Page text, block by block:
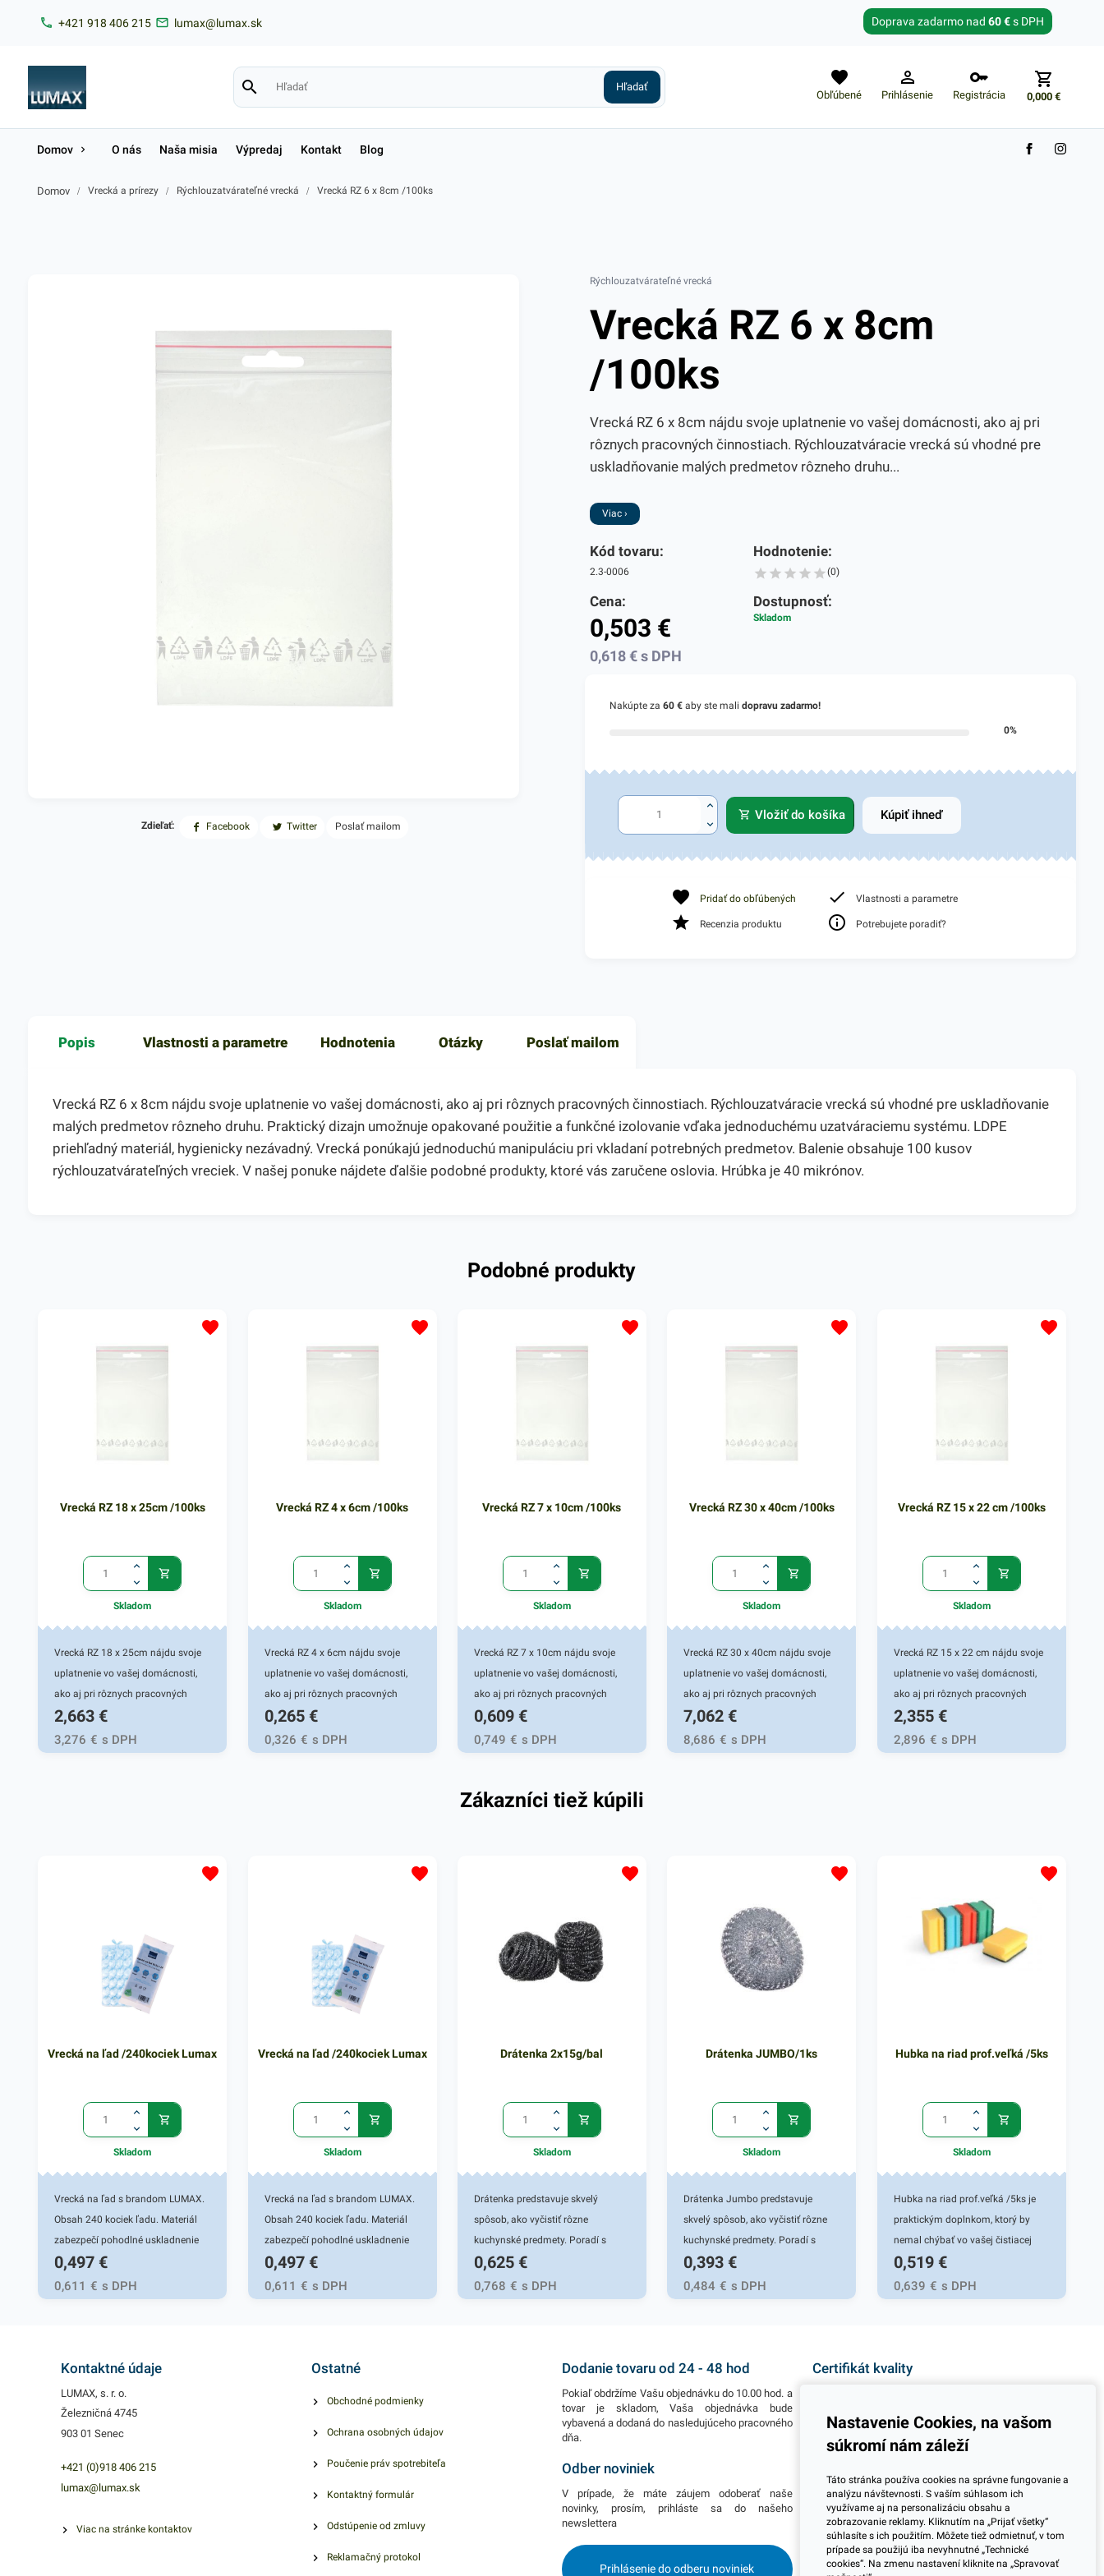
+421 918 406 215 lumax@lumax.sk Doprava zadarmo nad 60 €s DPH
Obľúbené Prihlásenie Registrácia 0,000€
Zabudnuté heslo?
Domov O nás Naša misia Výpredaj Kontakt Blog
Domov / Vrecká a prírezy / Rýchlouzatvárateľné vrecká / Vrecká RZ 6 x 8cm /100ks
Zdieľať: Facebook Twitter Poslať mailom
Rýchlouzatvárateľné vrecká
Vrecká RZ 6 x 8cm
/100ks
Vrecká RZ 6 x 8cm nájdu svoje uplatnenie vo vašej domácnosti, ako aj pri
rôznych pracovných činnostiach. Rýchlouzatváracie vrecká sú vhodné pre
uskladňovanie malých predmetov rôzneho druhu...
Viac ›
Kód tovaru:
2.3-0006
Hodnotenie:
(0)
Cena:
0,503 €
0,618€s DPH
Dostupnosť:
Skladom
Nakúpte za 60 €aby ste mali dopravu zadarmo!
0%
Vložiť do košíka Kúpiť ihneď
Pridať do obľúbených Vlastnosti a parametre
Recenzia produktu Potrebujete poradiť?
Popis Vlastnosti a parametre Hodnotenia Otázky Poslať mailom
Vrecká RZ 6 x 8cm nájdu svoje uplatnenie vo vašej domácnosti, ako aj pri rôznych pracovných činnostiach. Rýchlouzatváracie vrecká sú vhodné pre uskladňovanie
malých predmetov rôzneho druhu. Praktický dizajn umožnuje opakované použitie a funkčné izolovanie vďaka jednoduchému uzatváraciemu systému. LDPE
priehľadný materiál, hygienicky nezávadný. Vrecká ponúkajú jednoduchú manipuláciu pri vkladaní potrebných predmetov. Balenie obsahuje 100 kusov
rýchlouzatvárateľných vreciek. V našej ponuke nájdete ďalšie podobné produkty, ktoré vás zaručene oslovia. Hrúbka je 40 mikrónov.
Podobné produkty
Vrecká RZ 18 x 25cm /100ks
Skladom
Vrecká RZ 18 x 25cm nájdu svoje
uplatnenie vo vašej domácnosti,
ako aj pri rôznych pracovných
činnostiach. Rýchlouzatváracie
vrecká sú vhodné pre
uskladňovanie malých predmetov
potrebných predmetov. Balenie
obsahuje 100 kusov
rýchlouzatvárateľných vreciek. V
našej ponuke nájdete ďalšie
2,663 €
3,276 € s DPH
Vrecká RZ 4 x 6cm /100ks
Skladom
Vrecká RZ 4 x 6cm nájdu svoje
uplatnenie vo vašej domácnosti,
ako aj pri rôznych pracovných
činnostiach. Rýchlouzatváracie
vrecká sú vhodné pre
uskladňovanie malých predmetov
potrebných predmetov. Balenie
obsahuje 100 kusov
rýchlouzatvárateľných vreciek. V
našej ponuke nájdete ďalšie
0,265 €
0,326 € s DPH
Vrecká RZ 7 x 10cm /100ks
Skladom
Vrecká RZ 7 x 10cm nájdu svoje
uplatnenie vo vašej domácnosti,
ako aj pri rôznych pracovných
činnostiach. Rýchlouzatváracie
vrecká sú vhodné pre
uskladňovanie malých predmetov
umožnuje opakované použitie a
manipuláciu pri vkladaní
potrebných predmetov. Balenie
obsahuje 100 kusov
rýchlouzatvárateľných vreciek. V
0,609 €
0,749 € s DPH
Vrecká RZ 30 x 40cm /100ks
Skladom
Vrecká RZ 30 x 40cm nájdu svoje
uplatnenie vo vašej domácnosti,
ako aj pri rôznych pracovných
činnostiach. Rýchlouzatváracie
vrecká sú vhodné pre
uskladňovanie malých predmetov
manipuláciu pri vkladaní
potrebných predmetov. Balenie
obsahuje 100 kusov
rýchlouzatvárateľných vreciek. V
7,062 €
8,686 € s DPH
Vrecká RZ 15 x 22 cm /100ks
Skladom
Vrecká RZ 15 x 22 cm nájdu svoje
uplatnenie vo vašej domácnosti,
ako aj pri rôznych pracovných
činnostiach. Rýchlouzatváracie
vrecká sú vhodné pre
uskladňovanie malých predmetov
Vrecká ponúkajú jednoduchú
manipuláciu pri vkladaní
potrebných predmetov. Balenie
2,355 €
2,896 € s DPH
Zákazníci tiež kúpili
Vrecká na ľad /240kociek Lumax
Skladom
Vrecká na ľad s brandom LUMAX.
Obsah 240 kociek ľadu. Materiál
zabezpečí pohodlné uskladnenie
ľadových kociek v mrazničke.
0,497 €
0,611 € s DPH
Vrecká na ľad /240kociek Lumax
Skladom
Vrecká na ľad s brandom LUMAX.
Obsah 240 kociek ľadu. Materiál
zabezpečí pohodlné uskladnenie
ľadových kociek v mrazničke.
0,497 €
0,611 € s DPH
Drátenka 2x15g/bal
Skladom
Drátenka predstavuje skvelý
spôsob, ako vyčistiť rôzne
kuchynské predmety. Poradí s
pripálenými hrncami, panvicami a
odolnou špinou na sporáku a
inými miestami vo vašej kuchyni.
omrvinky. Drátenka je precízne
okrúhly tvar, ktorý sa ľahko
prispôsobí a dostane tak do
všetkých rohov a okrajov čistených
predmetov. Drôtenku možno ľahko
dôkladné vyčistenie ďalšieho kusu
riadu či iných plôch. V balení
nájdete 2 kusy kovovej drôtenky.
0,625 €
0,768 € s DPH
Drátenka JUMBO/1ks
Skladom
Drátenka Jumbo predstavuje
skvelý spôsob, ako vyčistiť rôzne
kuchynské predmety. Poradí s
pripálenými hrncami, panvicami a
odolnou špinou na sporáku a
inými miestami vo vašej kuchyni.
omrvinky. Drátenka je precízne
okrúhly tvar, ktorý sa ľahko
prispôsobí a dostane tak do
všetkých rohov a okrajov čistených
umyť, bude tak vždy pripravená na
dôkladné vyčistenie ďalšieho kusu
nájdete 1ks kovovej drôtenky
Jumbo.
0,393 €
0,484 € s DPH
Hubka na riad prof.veľká /5ks
Skladom
Hubka na riad prof.veľká /5ks je
praktickým doplnkom, ktorý by
nemal chýbať vo vašej čistiacej
sade v domácnosti. Hubka
disponuje drôtenou vrstvou, s
ktorou efektívne vyčistíte rôzne
si rýchlo a jednoducho poradí s
kuchyni objavia. Hubku je však
možné použiť aj na iné povrchy
Spolu s čistiacimi prostriedkami
hubka účinne a spoľahlivo vyčistí
rôzne špinavé povrchy. Balenie
obsahuje 5ks veľkej hubky v žltom
farebnom vyhotovení. V našej
0,519 €
0,639 € s DPH
Kontaktné údaje
LUMAX, s. r. o.
Železničná 4745
903 01 Senec
+421 (0)918 406 215
lumax@lumax.sk
Viac na stránke kontaktov
Ostatné
Obchodné podmienky
Ochrana osobných údajov
Poučenie práv spotrebiteľa
Kontaktný formulár
Odstúpenie od zmluvy
Reklamačný protokol
Dodanie tovaru od 24 - 48 hod
Pokiaľ obdržíme Vašu objednávku do 10.00 hod. a
tovar je skladom, Vaša objednávka bude
vybavená a dodaná do nasledujúceho pracovného
dňa.
Odber noviniek
V prípade, že máte záujem odoberať naše
novinky, prosím, prihláste sa do našeho
newslettera
Prihlásenie do odberu noviniek
Certifikát kvality
jeden z dôležitých ukazovateľov zodpovedného
podnikania.
Potrebujete viac informácií ohľadom pravidelnej
dlhodobej spolupráce pri odberoch? Prosím
skontaktujte sa s naším obchodným tímom a
dohodnite si stretnutie kdekoľvek na Slovensku.
Radi Vás navštívime.
Nastavenie Cookies, na vašom
súkromí nám záleží
Táto stránka používa cookies na správne fungovanie a
analýzu návštevnosti. S vaším súhlasom ich
využívame aj na personalizáciu obsahu a
zobrazovanie reklamy. Kliknutím na „Prijať všetky“
súhlasíte s ich použitím. Môžete tiež odmietnuť, v tom
prípade sa použijú iba nevyhnutné „Technické
cookies“. Na zmenu nastavení kliknite na „Spravovať